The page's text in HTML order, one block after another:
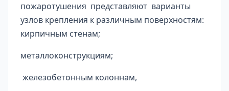
пожаротушения представляют варианты
узлов крепления к различным поверхностям:
кирпичным стенам;
металлоконструкциям;
железобетонным колоннам,